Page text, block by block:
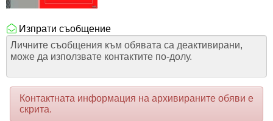
Изпрати съобщение
Личните съобщения към обявата са деактивирани,
може да използвате контактите по-долу.
Контактната информация на архивираните обяви е
скрита.